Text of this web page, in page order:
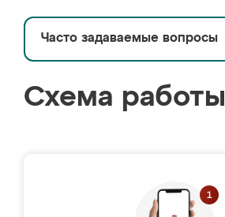
Часто задаваемые вопросы
Схема работы